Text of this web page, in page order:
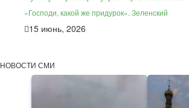
«Господи, какой же придурок». Зеленский
15 июнь, 2026
НОВОСТИ СМИ